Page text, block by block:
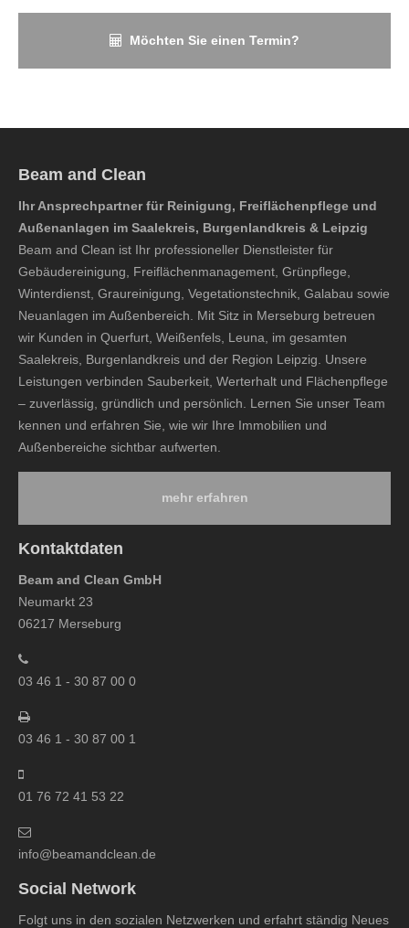
Möchten Sie einen Termin?
Beam and Clean
Ihr Ansprechpartner für Reinigung, Freiflächenpflege und
Außenanlagen im Saalekreis, Burgenlandkreis & Leipzig
Beam and Clean ist Ihr professioneller Dienstleister für
Gebäudereinigung, Freiflächenmanagement, Grünpflege,
Winterdienst, Graureinigung, Vegetationstechnik, Galabau sowie
Neuanlagen im Außenbereich. Mit Sitz in Merseburg betreuen
wir Kunden in Querfurt, Weißenfels, Leuna, im gesamten
Saalekreis, Burgenlandkreis und der Region Leipzig. Unsere
Leistungen verbinden Sauberkeit, Werterhalt und Flächenpflege
– zuverlässig, gründlich und persönlich. Lernen Sie unser Team
kennen und erfahren Sie, wie wir Ihre Immobilien und
Außenbereiche sichtbar aufwerten.
mehr erfahren
Kontaktdaten
Beam and Clean GmbH
Neumarkt 23
06217 Merseburg
03 46 1 - 30 87 00 0
03 46 1 - 30 87 00 1
01 76 72 41 53 22
info@beamandclean.de
Social Network
Folgt uns in den sozialen Netzwerken und erfahrt ständig Neues